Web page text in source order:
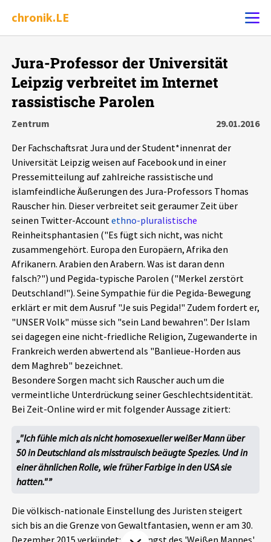
chronik.LE
Ereignis melden
Chronik
Dossiers
Leipziger Zustände
Schlaglichter
Phänomene
Aktuelles
Alle Beiträge
Veranstaltungen
Pressemitteilungen
Podcasts
Über uns
Projektbeschreibung
Kontakt
Unterstützer_innen
chronik.LE in der Presse
Jura-Professor der Universität
Leipzig verbreitet im Internet
rassistische Parolen
Zentrum
29.01.2016
Der Fachschaftsrat Jura und der Student*innenrat der
Universität Leipzig weisen auf Facebook und in einer
Pressemitteilung auf zahlreiche rassistische und
islamfeindliche Äußerungen des Jura-Professors Thomas
Rauscher hin. Dieser verbreitet seit geraumer Zeit über
seinen Twitter-Accountethno-pluralistische
Reinheitsphantasien ("Es fügt sich nicht, was nicht
zusammengehört. Europa den Europäern, Afrika den
Afrikanern. Arabien den Arabern. Was ist daran denn
falsch?") und Pegida-typische Parolen ("Merkel zerstört
Deutschland!"). Seine Sympathie für die Pegida-Bewegung
erklärt er mit dem Ausruf "Je suis Pegida!" Zudem fordert er,
"UNSER Volk" müsse sich "sein Land bewahren". Der Islam
sei dagegen eine nicht-friedliche Religion, Zugewanderte in
Frankreich werden abwertend als "Banlieue-Horden aus
dem Maghreb" bezeichnet.
Besondere Sorgen macht sich Rauscher auch um die
vermeintliche Unterdrückung seiner Geschlechtsidentität.
Bei Zeit-Online wird er mit folgender Aussage zitiert:
"Ich fühle mich als nicht homosexueller weißer Mann über
50 in Deutschland als misstrauisch beäugte Spezies. Und in
einer ähnlichen Rolle, wie früher Farbige in den USA sie
hatten."
Die völkisch-nationale Einstellung des Juristen steigert
sich bis an die Grenze von Gewaltfantasien, wenn er am 30.
Dezember 2015 verkündet: "Die Angst des 'Weißen Mannes'
Alle Ereignisse
7502Ereignisse
Ereignisse Statistik
Exportieren ? Filter Erklärungen